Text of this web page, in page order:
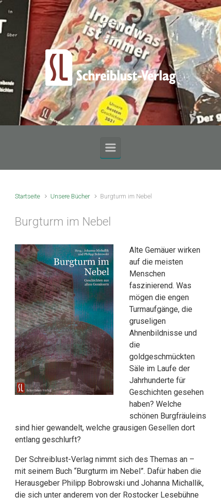
Zum Hauptinhalt springen
Startseite Unsere Bücher Burgturm im Nebel
Burgturm im Nebel
Alte Gemäuer wirken
auf die meisten
Menschen
faszinierend. Was
mögen die engen
Turmaufgänge, die
gruseligen
Ahnenbildnisse und
die
goldgeschmückten
Säle im Laufe der
Jahrhunderte für
Geschichten gesehen
haben? Welche
schönen Burgfräuleins
sind hier gewandelt, welche grausigen Gesellen dort
entlang geschlurft?
Der Schreiblust-Verlag nimmt sich des Themas an –
mit seinem Buch “Burgturm im Nebel”. Dafür haben die
Herausgeber Philipp Bobrowski und Johanna Michallik,
die sich unter anderem von der Rostocker Lesebühne